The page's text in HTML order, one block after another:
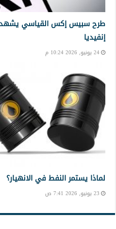
طرح سبيس إكس القياسي
إنفيديا
24 يونيو, 2026 10:24 م
لماذا يستمر النفط في الانهيار؟
23 يونيو, 2026 7:41 ص